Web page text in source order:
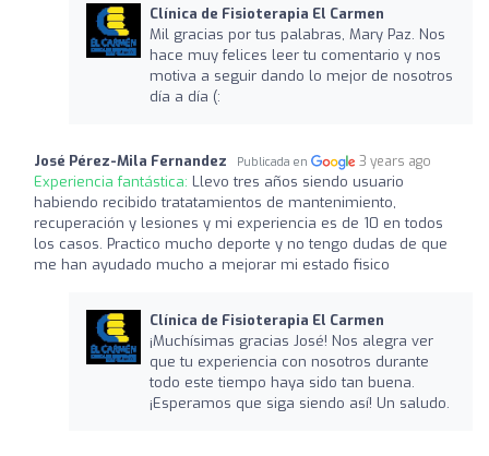
Clínica de Fisioterapia El Carmen
Mil gracias por tus palabras, Mary Paz. Nos
hace muy felices leer tu comentario y nos
motiva a seguir dando lo mejor de nosotros
día a día (:
José Pérez-Mila Fernandez Publicada en 3 years ago
Experiencia fantástica: Llevo tres años siendo usuario
habiendo recibido tratatamientos de mantenimiento,
recuperación y lesiones y mi experiencia es de 10 en todos
los casos. Practico mucho deporte y no tengo dudas de que
me han ayudado mucho a mejorar mi estado fisico
Clínica de Fisioterapia El Carmen
¡Muchísimas gracias José! Nos alegra ver
que tu experiencia con nosotros durante
todo este tiempo haya sido tan buena.
¡Esperamos que siga siendo así! Un saludo.